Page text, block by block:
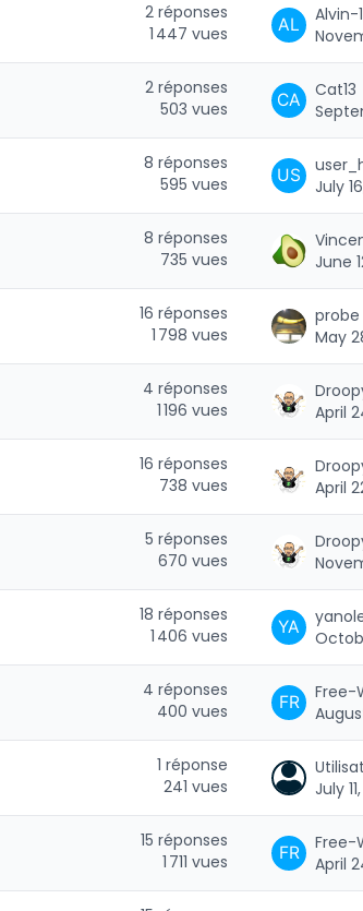
2 réponses
1 447 vues
Alvin-1
2 réponses
503 vues
Cat13
8 réponses
595 vues
July
8 réponses
735 vues
June
16 réponses
1 798 vues
probe
May
4 réponses
1 196 vues
April
16 réponses
738 vues
April
5 réponses
670 vues
18 réponses
1 406 vues
4 réponses
400 vues
Free-
1 réponse
241 vues
July
15 réponses
1 711 vues
Free-
April